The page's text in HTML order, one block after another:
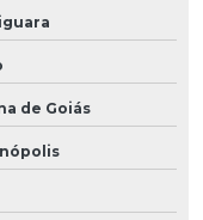
de Goiás